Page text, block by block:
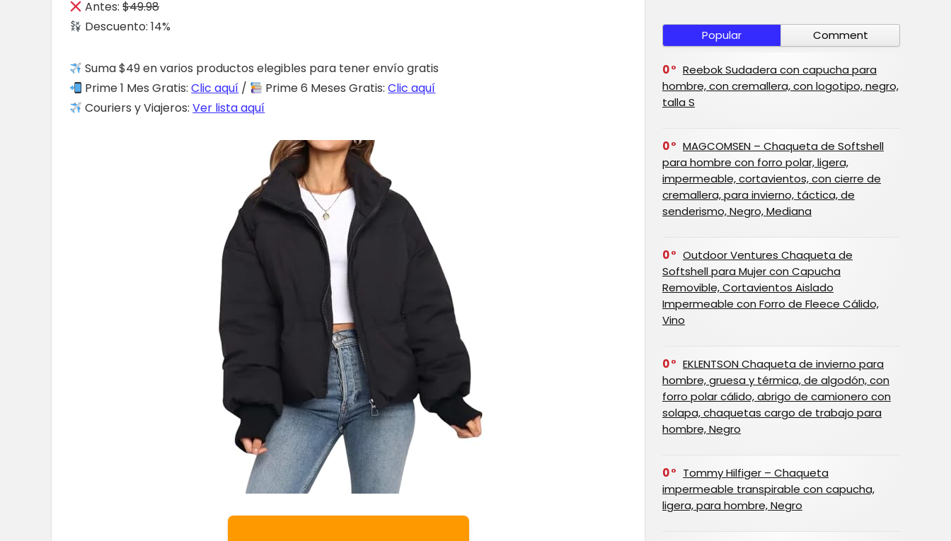
Antes:$49.98
Descuento: 14%
Suma $49 en varios productos elegibles para tener envío gratis
Prime 1 Mes Gratis:Clic aquí / Prime 6 Meses Gratis:Clic aquí
Couriers y Viajeros:Ver lista aquí
Popular Comment
0
Reebok Sudadera con capucha para
hombre, con cremallera, con logotipo, negro,
talla S
0
MAGCOMSEN – Chaqueta de Softshell
para hombre con forro polar, ligera,
impermeable, cortavientos, con cierre de
cremallera, para invierno, táctica, de
senderismo, Negro, Mediana
0
Outdoor Ventures Chaqueta de
Softshell para Mujer con Capucha
Removible, Cortavientos Aislado
Impermeable con Forro de Fleece Cálido,
Vino
0
EKLENTSON Chaqueta de invierno para
hombre, gruesa y térmica, de algodón, con
forro polar cálido, abrigo de camionero con
solapa, chaquetas cargo de trabajo para
hombre, Negro
0
Tommy Hilfiger – Chaqueta
impermeable transpirable con capucha,
ligera, para hombre, Negro